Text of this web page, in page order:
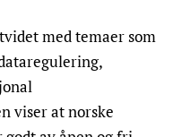
med temaer som
viser at norske